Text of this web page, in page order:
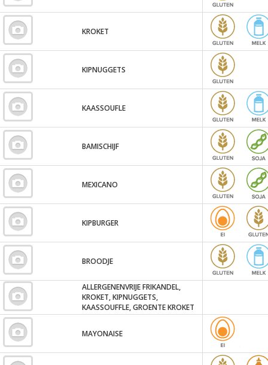
KROKET
KIPNUGGETS
KAASSOUFLE
BAMISCHIJF
MEXICANO
KIPBURGER
BROODJE
ALLERGENENVRIJE FRIKANDEL,
KROKET, KIPNUGGETS,
KAASSOUFFLE, GROENTE KROKET
MAYONAISE